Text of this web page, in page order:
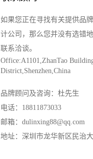
如果您正在寻找有关提供品
计公司，那么您并没有选错
联系洽谈。
Office:A1101,ZhanTao
District,Shenzhen,China
品牌顾问及咨询：杜先生
电话：18811873033
邮箱：dulinxing88@qq.com
地址：深圳市龙华新区民治